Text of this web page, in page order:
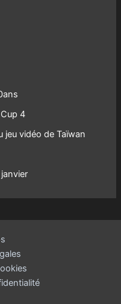
4
jeu vidéo de Taïwan